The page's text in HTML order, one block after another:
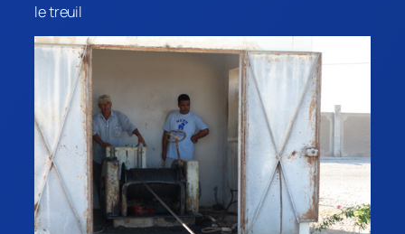
le treuil